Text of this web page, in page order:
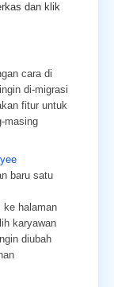
dan klik
cara di
di-migrasi
fitur untuk
masing
baru satu
ke halaman
karyawan
diubah